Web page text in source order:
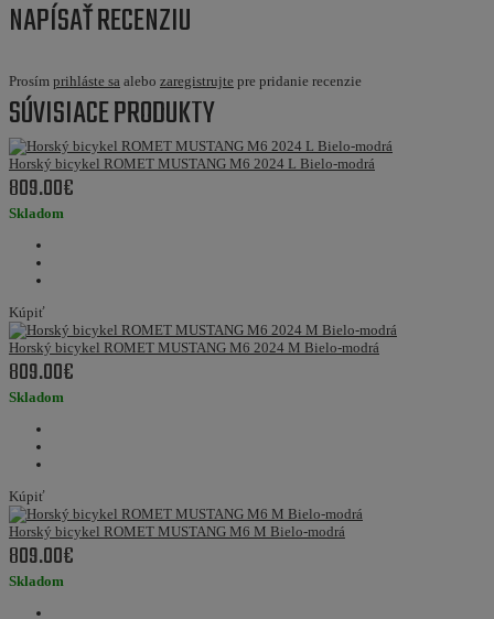
NAPÍSAŤ RECENZIU
Prosím prihláste sa alebo zaregistrujte pre pridanie recenzie
SÚVISIACE PRODUKTY
Horský bicykel ROMET MUSTANG M6 2024 L Bielo-modrá
809.00€
Skladom
Kúpiť
Horský bicykel ROMET MUSTANG M6 2024 M Bielo-modrá
809.00€
Skladom
Kúpiť
Horský bicykel ROMET MUSTANG M6 M Bielo-modrá
809.00€
Skladom